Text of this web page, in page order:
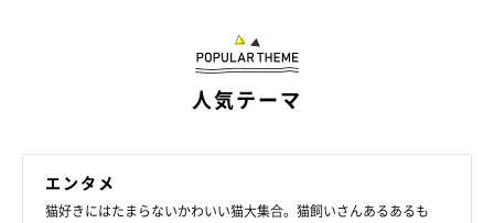
人気テーマ
エンタメ
猫好きにはたまらないかわいい猫大集合。猫飼いさんあるあるも